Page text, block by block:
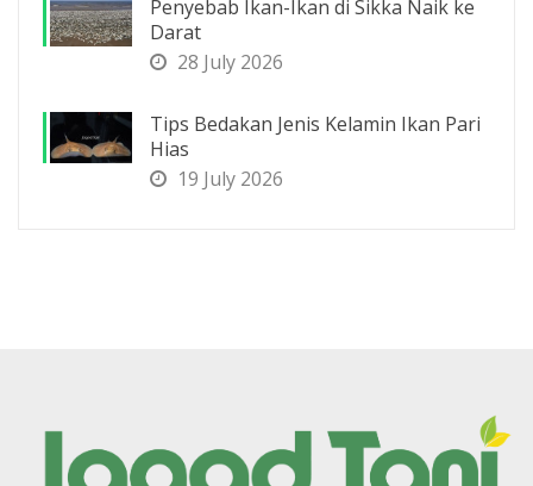
Penyebab Ikan-Ikan di Sikka Naik ke
Darat
28 July 2026
Tips Bedakan Jenis Kelamin Ikan Pari
Hias
19 July 2026